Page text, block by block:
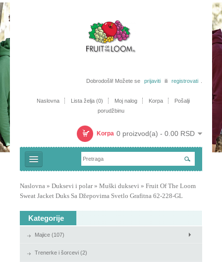
Dobrodošli! Možete se prijaviti ili registrovati
Naslovna Lista želja (0) Moj nalog Korpa
Pošalji
porudžbinu
Korpa 0 proizvod(a) - 0.00 RSD
Trenerke i šorcevi
Polo majice
Košulje
Duksevi i polar
Naslovna » Duksevi i polar» Muški duksevi » Fruit Of The Loom
Sweat Jacket Duks Sa Džepovima Svetlo Grafitna 62-228-GL
Kategorije
Majice (107)
Trenerke i šorcevi (2)